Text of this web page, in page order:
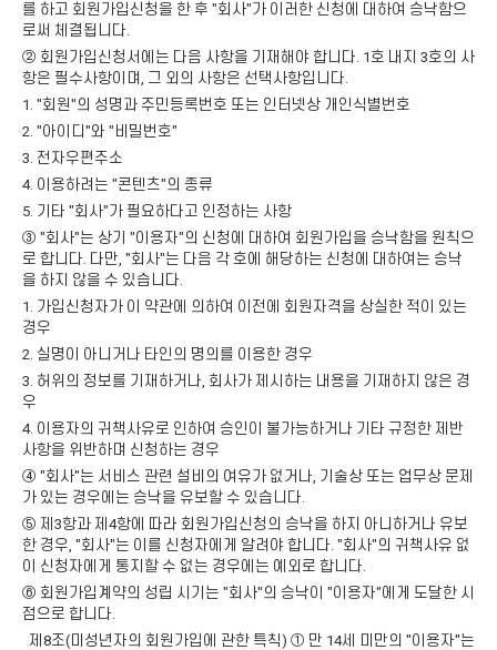
를 하고 회원가입신청을 한 후 "회사"가 이러한 신청에 대하여 승낙함으
로써 체결됩니다.
② 회원가입신청서에는 다음 사항을 기재해야 합니다. 1호 내지 3호의 사
항은 필수사항이며, 그 외의 사항은 선택사항입니다.
1. "회원"의 성명과 주민등록번호 또는 인터넷상 개인식별번호
2. "아이디"와 "비밀번호"
3. 전자우편주소
4. 이용하려는 "콘텐츠"의 종류
5. 기타 "회사"가 필요하다고 인정하는 사항
③ "회사"는 상기 "이용자"의 신청에 대하여 회원가입을 승낙함을 원칙으
로 합니다. 다만, "회사"는 다음 각 호에 해당하는 신청에 대하여는 승낙
을 하지 않을 수 있습니다.
1. 가입신청자가 이 약관에 의하여 이전에 회원자격을 상실한 적이 있는
경우
2. 실명이 아니거나 타인의 명의를 이용한 경우
3. 허위의 정보를 기재하거나, 회사가 제시하는 내용을 기재하지 않은 경
우
4. 이용자의 귀책사유로 인하여 승인이 불가능하거나 기타 규정한 제반
사항을 위반하며 신청하는 경우
④ "회사"는 서비스 관련 설비의 여유가 없거나, 기술상 또는 업무상 문제
가 있는 경우에는 승낙을 유보할 수 있습니다.
⑤ 제3항과 제4항에 따라 회원가입신청의 승낙을 하지 아니하거나 유보
한 경우, "회사"는 이를 신청자에게 알려야 합니다. "회사"의 귀책사유 없
이 신청자에게 통지할 수 없는 경우에는 예외로 합니다.
⑥ 회원가입계약의 성립 시기는 "회사"의 승낙이 "이용자"에게 도달한 시
점으로 합니다.
제8조(미성년자의 회원가입에 관한 특칙) ① 만 14세 미만의 "이용자"는